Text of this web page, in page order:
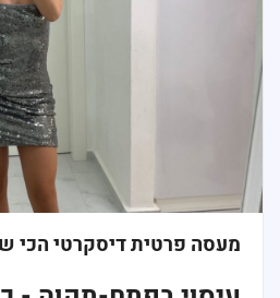
מעסה פרטית דיסקרטי הכי